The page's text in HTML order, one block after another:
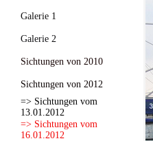
Galerie 1
Galerie 2
Sichtungen von 2010
Sichtungen von 2012
=> Sichtungen vom
13.01.2012
=> Sichtungen vom
16.01.2012